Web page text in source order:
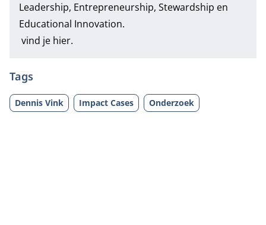
Leadership, Entrepreneurship, Stewardship en
Educational Innovation.
vind je hier.
Tags
Dennis Vink Impact Cases Onderzoek